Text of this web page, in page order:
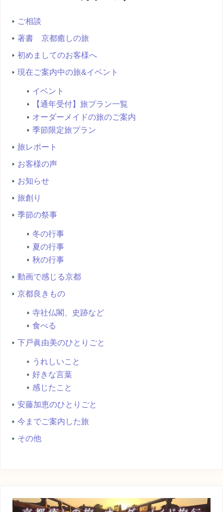
ご相談
著書 京都癒しの旅
初めましてのお客様へ
現在ご案内中の旅&イベント
イベント
【通年受付】旅プラン一覧
オーダーメイドの旅のご案内
季節限定旅プラン
旅レポート
お客様の声
お知らせ
旅創り
季節の祭事
冬の行事
夏の行事
秋の行事
動画で感じる京都
京都良きもの
寺社仏閣、史跡など
食べる
下戸眞由美のひとりごと
うれしいこと
好きな言葉
感じたこと
安藤加恵のひとりごと
今までご案内した旅
その他